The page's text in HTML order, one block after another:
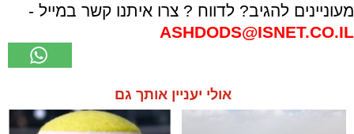
מעוניינים להגיב? לדווח ? צרו איתנו קשר במייל -
ASHDODS@ISNET.CO.IL
אולי יעניין אותך גם